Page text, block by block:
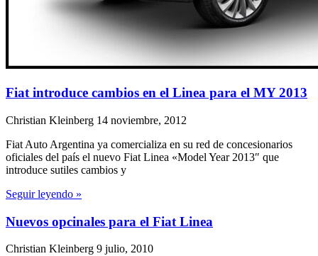
Fiat introduce cambios en el Linea para el MY 2013
Christian Kleinberg 14 noviembre, 2012
Fiat Auto Argentina ya comercializa en su red de concesionarios
oficiales del país el nuevo Fiat Linea «Model Year 2013″ que
introduce sutiles cambios y
Seguir leyendo »
Nuevos opcinales para el Fiat Linea
Christian Kleinberg 9 julio, 2010